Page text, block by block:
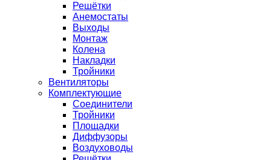
Решётки
Анемостаты
Выходы
Монтаж
Колена
Накладки
Тройники
Вентиляторы
Комплектующие
Соединители
Тройники
Площадки
Диффузоры
Воздуховоды